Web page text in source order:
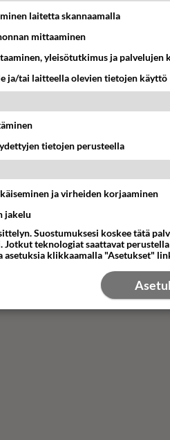
-uutisia - Jatkoa
suosikki.
laitetta skannaamalla
mittaaminen
yleisötutkimus ja palvelujen
ja/tai laitteella olevien tietojen käyttö
tietojen perusteella
ja virheiden korjaaminen
jakelu
Suostumuksesi koskee tätä
Jotkut teknologiat saattavat
asetuksia klikkaamalla "Asetukset"